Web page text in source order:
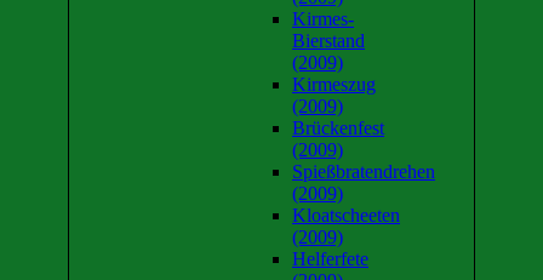
Kirmes-
Bierstand
(2009)
Kirmeszug
(2009)
Brückenfest
(2009)
Spießbratendrehen
(2009)
Kloatscheeten
(2009)
Helferfete